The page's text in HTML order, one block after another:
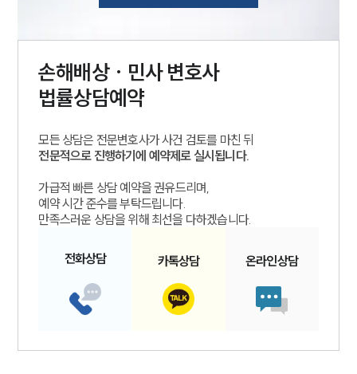
손해배상 · 민사변호사
법률상담예약
모든 상담은 전문변호사가 사건 검토를 마친 뒤
전문적으로 진행하기에 예약제로 실시됩니다.
가급적 빠른 상담 예약을 권유드리며,
예약 시간 준수를 부탁드립니다.
만족스러운 상담을 위해 최선을 다하겠습니다.
전화상담 카톡상담 온라인상담